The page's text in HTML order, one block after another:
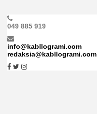
049 885 919
info@kabllogrami.com
redaksia@kabllogrami.com